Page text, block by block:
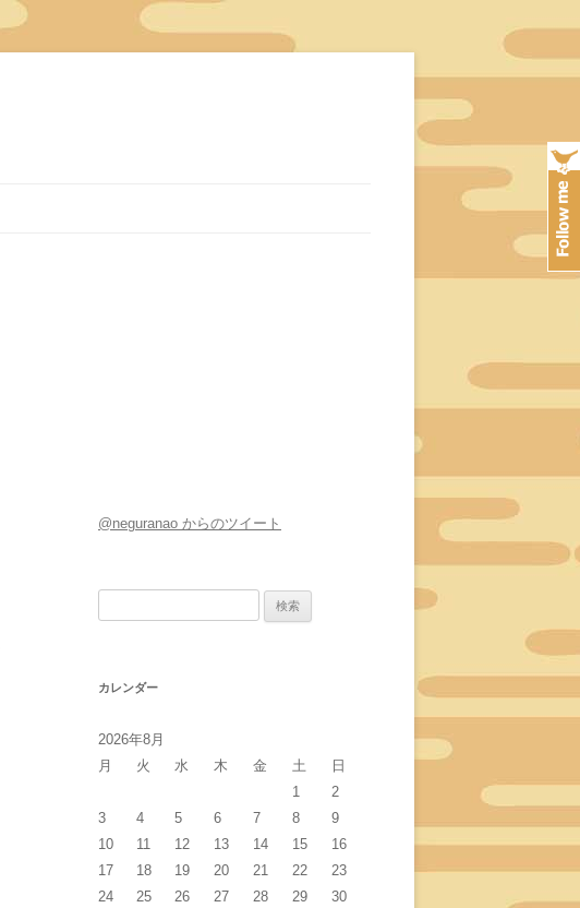
@neguranao からのツイート
カレンダー
2026年8月
月
火 水 木 金 土
日
1
2
3
4 5 6 7 8
9
10
11 12 13 14 15
16
17
18 19 20 21 22
23
24
25 26 27 28 29
30